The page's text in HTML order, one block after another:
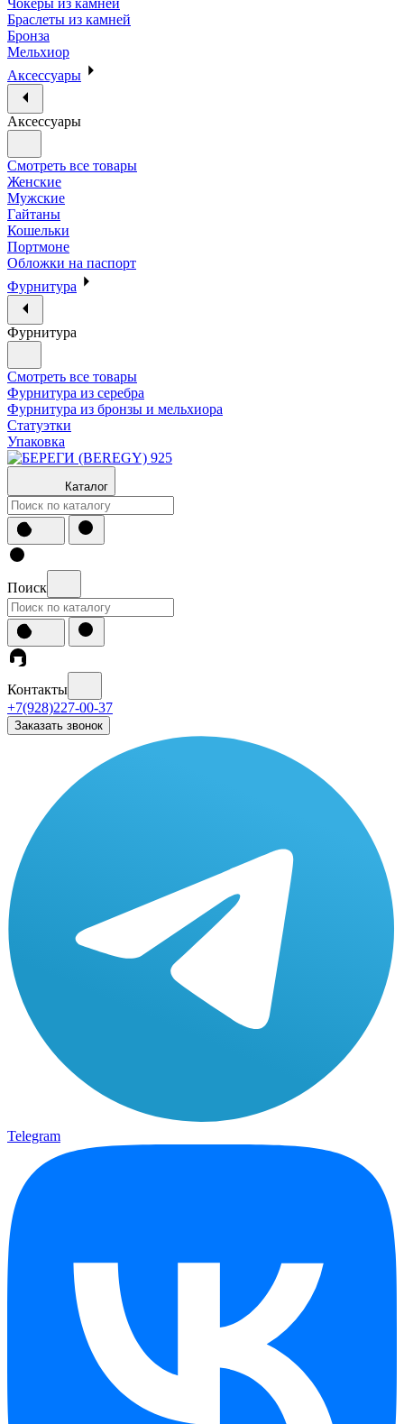
Чокеры из камней
Браслеты из камней
Бронза
Мельхиор
Аксессуары
Аксессуары
Смотреть все товары
Женские
Мужские
Гайтаны
Кошельки
Портмоне
Обложки на паспорт
Фурнитура
Фурнитура
Смотреть все товары
Фурнитура из серебра
Фурнитура из бронзы и мельхиора
Статуэтки
Упаковка
Каталог
Поиск
Контакты
+7(928)227-00-37
Заказать звонок
Telegram